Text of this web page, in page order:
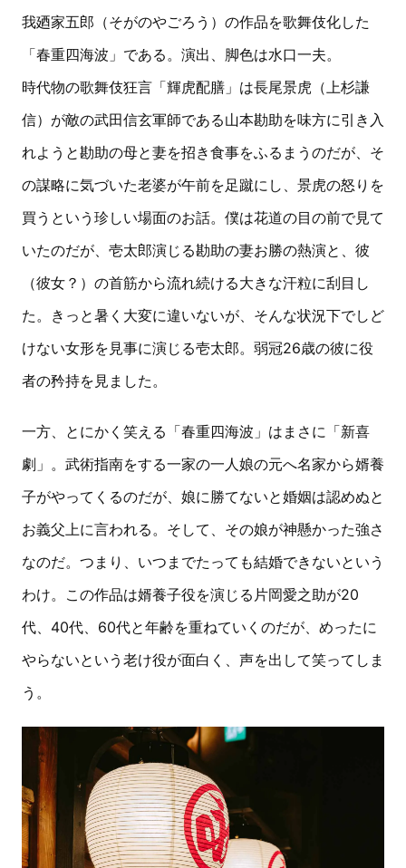
我廼家五郎（そがのやごろう）の作品を歌舞伎化した
「春重四海波」である。演出、脚色は水口一夫。
時代物の歌舞伎狂言「輝虎配膳」は長尾景虎（上杉謙
信）が敵の武田信玄軍師である山本勘助を味方に引き入
れようと勘助の母と妻を招き食事をふるまうのだが、そ
の謀略に気づいた老婆が午前を足蹴にし、景虎の怒りを
買うという珍しい場面のお話。僕は花道の目の前で見て
いたのだが、壱太郎演じる勘助の妻お勝の熱演と、彼
（彼女？）の首筋から流れ続ける大きな汗粒に刮目し
た。きっと暑く大変に違いないが、そんな状況下でしど
けない女形を見事に演じる壱太郎。弱冠26歳の彼に役
者の矜持を見ました。
一方、とにかく笑える「春重四海波」はまさに「新喜
劇」。武術指南をする一家の一人娘の元へ名家から婿養
子がやってくるのだが、娘に勝てないと婚姻は認めぬと
お義父上に言われる。そして、その娘が神懸かった強さ
なのだ。つまり、いつまでたっても結婚できないという
わけ。この作品は婿養子役を演じる片岡愛之助が20
代、40代、60代と年齢を重ねていくのだが、めったに
やらないという老け役が面白く、声を出して笑ってしま
う。